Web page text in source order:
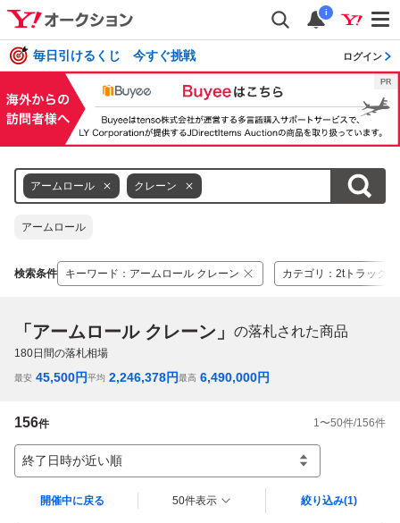
i
毎日引けるくじ 今すぐ挑戦 ログイン
アームロール クレーン
アームロール
検索条件 キーワード ： アームロール クレーン カテゴリ ： 2tトラック
「アームロール クレーン」 の落札された商品
180日間の落札相場
最安 45,500円平均 2,246,378円最高 6,490,000円
156件 1 〜50件/156件
終了日時が近い順
開催中に戻る 50件表示 絞り込み(1)